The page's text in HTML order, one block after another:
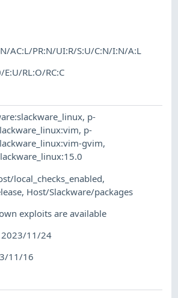
AC:L/PR:N/UI:R/S:U/C:N/I:N/A:L
E:U/RL:O/RC:C
, p-
, p-
gvim,
local_checks_enabled,
, Host/Slackware/packages
exploits are available
2023/11/24
11/16